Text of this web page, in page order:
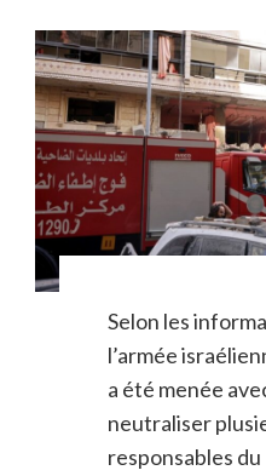
Selon les
l’armée
a été menée
neutraliser
responsables